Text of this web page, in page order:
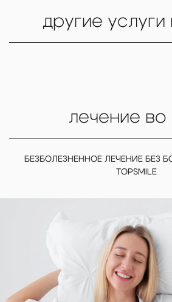
другие услуги
лечение во
БЕЗБОЛЕЗНЕННОЕ ЛЕЧЕНИЕ БЕЗ
TOPSMILE